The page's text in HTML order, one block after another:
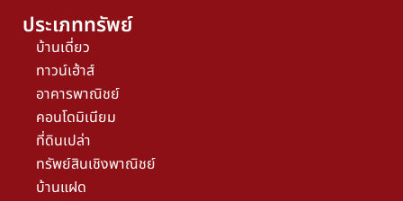
ประเภททรัพย์
บ้านเดี่ยว
ทาวน์เฮ้าส์
อาคารพาณิชย์
คอนโดมิเนียม
ที่ดินเปล่า
ทรัพย์สินเชิงพาณิชย์
บ้านแฝด